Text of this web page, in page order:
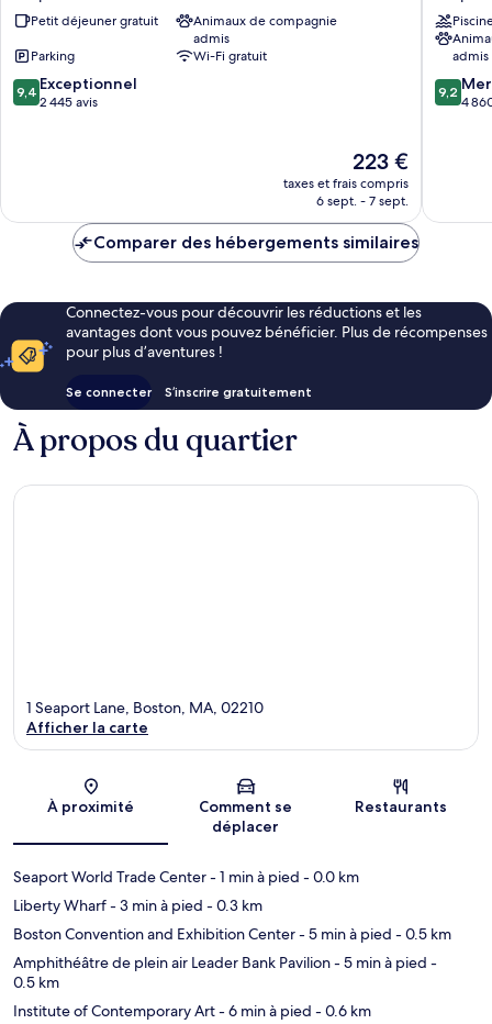
Boston/Seaport
District
District
Petit déjeuner gratuit
Animaux de compagnie
admis
Parking
Wi-Fi gratuit
9.4
sur
9,4 Exceptionnel
2 445 avis
Le
nouveau
prix
de
223 €
taxes et frais compris
6 sept. - 7 sept.
Hotel
at
the
Seaport
Seaport
District
admis
9.2
sur
9,2
4
Comparer des hébergements similaires
Connectez-vous pour découvrir les réductions et les
avantages dont vous pouvez bénéficier. Plus de récompenses
pour plus d’aventures !
Se connecter S’inscrire gratuitement
À propos du quartier
Carte
1 Seaport Lane, Boston, MA, 02210
Afficher la carte
À proximité
Comment se
déplacer
Restaurants
Seaport World Trade Center- 1 min à pied - 0.0 km
Liberty Wharf- 3 min à pied - 0.3 km
Boston Convention and Exhibition Center- 5 min à pied - 0.5 km
Amphithéâtre de plein air Leader Bank Pavilion- 5 min à pied -
0.5 km
Institute of Contemporary Art- 6 min à pied - 0.6 km